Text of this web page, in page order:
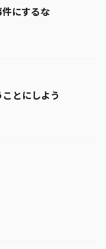
にするな
とにしよう